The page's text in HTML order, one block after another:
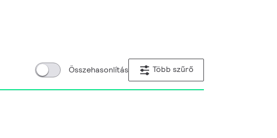
Összehasonlítás Több szűrő